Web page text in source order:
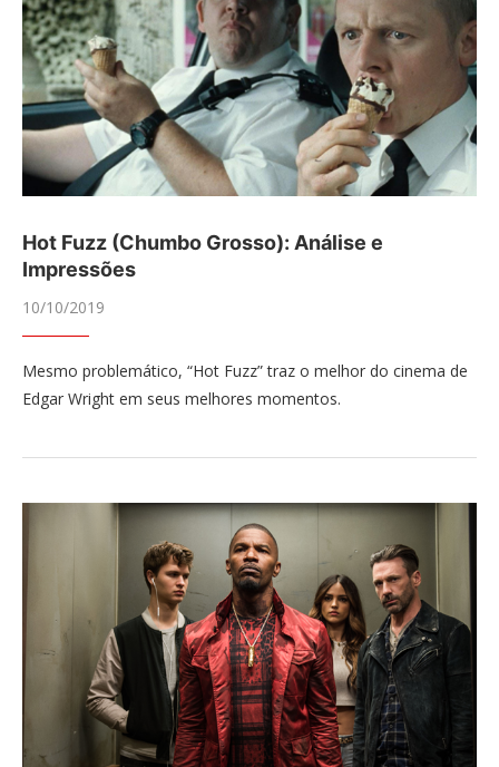
Hot Fuzz (Chumbo Grosso): Análise e
Impressões
10/10/2019
Mesmo problemático, “Hot Fuzz” traz o melhor do cinema de
Edgar Wright em seus melhores momentos.